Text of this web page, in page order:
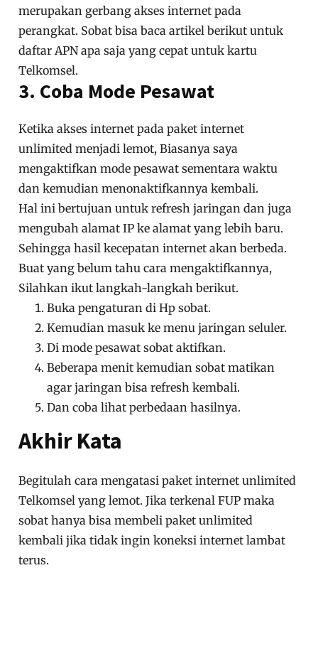
merupakan gerbang akses internet pada
perangkat. Sobat bisa baca artikel berikut untuk
daftar APN apa saja yang cepat untuk kartu
Telkomsel.
3. Coba Mode Pesawat
Ketika akses internet pada paket internet
unlimited menjadi lemot, Biasanya saya
mengaktifkan mode pesawat sementara waktu
dan kemudian menonaktifkannya kembali.
Hal ini bertujuan untuk refresh jaringan dan juga
mengubah alamat IP ke alamat yang lebih baru.
Sehingga hasil kecepatan internet akan berbeda.
Buat yang belum tahu cara mengaktifkannya,
Silahkan ikut langkah-langkah berikut.
Buka pengaturan di Hp sobat.
Kemudian masuk ke menu jaringan seluler.
Di mode pesawat sobat aktifkan.
Beberapa menit kemudian sobat matikan
agar jaringan bisa refresh kembali.
Dan coba lihat perbedaan hasilnya.
Akhir Kata
Begitulah cara mengatasi paket internet unlimited
Telkomsel yang lemot. Jika terkenal FUP maka
sobat hanya bisa membeli paket unlimited
kembali jika tidak ingin koneksi internet lambat
terus.